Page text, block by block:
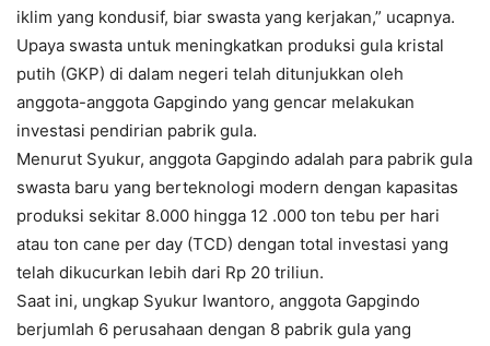
iklim yang kondusif, biar swasta yang kerjakan,” ucapnya.
Upaya swasta untuk meningkatkan produksi gula kristal
putih (GKP) di dalam negeri telah ditunjukkan oleh
anggota-anggota Gapgindo yang gencar melakukan
investasi pendirian pabrik gula.
Menurut Syukur, anggota Gapgindo adalah para pabrik gula
swasta baru yang berteknologi modern dengan kapasitas
produksi sekitar 8.000 hingga 12 .000 ton tebu per hari
atau ton cane per day (TCD) dengan total investasi yang
telah dikucurkan lebih dari Rp 20 triliun.
Saat ini, ungkap Syukur Iwantoro, anggota Gapgindo
berjumlah 6 perusahaan dengan 8 pabrik gula yang